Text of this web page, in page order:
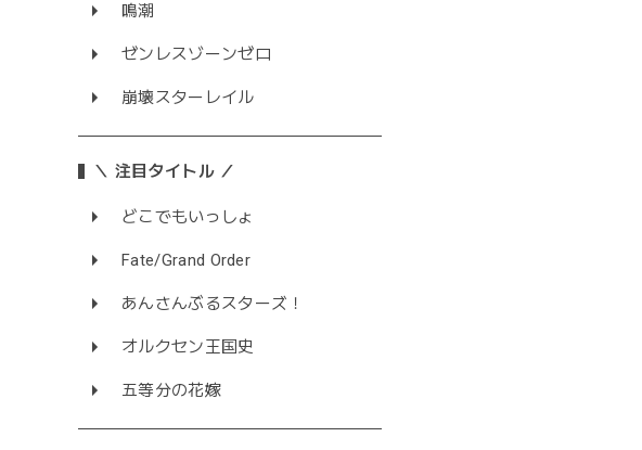
鳴潮
ゼンレスゾーンゼロ
崩壊スターレイル
＼ 注目タイトル ／
どこでもいっしょ
Fate/Grand Order
あんさんぶるスターズ！
オルクセン王国史
五等分の花嫁